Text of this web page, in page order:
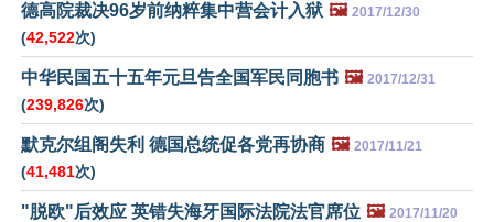
德高院裁决96岁前纳粹集中营会计入狱 🖼️ 2017/12/30
(42,522次)
中华民国五十五年元旦告全国军民同胞书 🖼️ 2017/12/31
(239,826次)
默克尔组阁失利 德国总统促各党再协商 🖼️ 2017/11/21
(41,481次)
"脱欧"后效应 英错失海牙国际法院法官席位 🖼️ 2017/11/20